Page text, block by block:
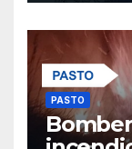
PASTO